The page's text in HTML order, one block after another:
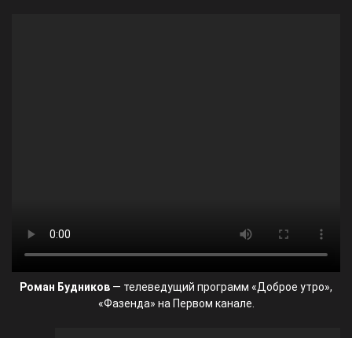
Роман Будников — телеведущий программ «Доброе утро»,
«Фазенда» на Первом канале.